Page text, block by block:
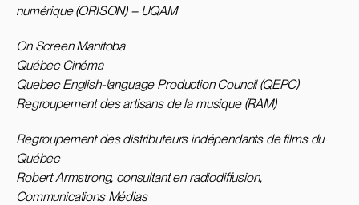
numérique (ORISON) – UQAM
On Screen Manitoba
Québec Cinéma
Quebec English-language Production Council (QEPC)
Regroupement des artisans de la musique (RAM)
Regroupement des distributeurs indépendants de films du
Québec
Robert Armstrong, consultant en radiodiffusion,
Communications Médias